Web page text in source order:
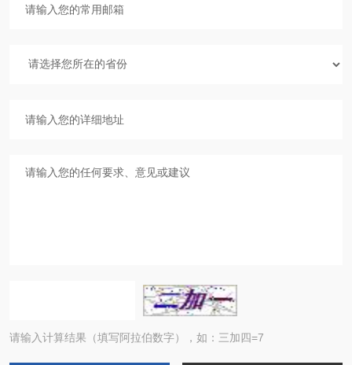
请输入计算结果（填写阿拉伯数字），如：三加四=7